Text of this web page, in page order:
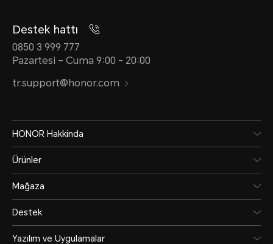
Destek hattı
0850 3 999 777
Pazartesi – Cuma 9:00 - 20:00
tr.support@honor.com
HONOR Hakkinda
Ürünler
Mağaza
Destek
Yazılım ve Uygulamalar